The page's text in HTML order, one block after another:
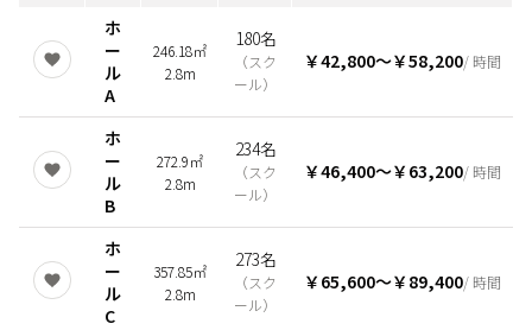
ホ
ー
ル
A
246.18㎡
2.8m
180名
（スク
ール）
￥42,800〜￥58,200/ 時間
ホ
ー
ル
B
272.9㎡
2.8m
234名
（スク
ール）
￥46,400〜￥63,200/ 時間
ホ
ー
ル
C
357.85㎡
2.8m
273名
（スク
ール）
￥65,600〜￥89,400/ 時間